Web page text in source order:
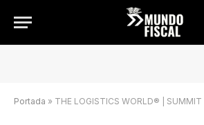
Portada » THE LOGISTICS WORLD® | SUMMIT & EXPO: La exposición de Logística, Comercio